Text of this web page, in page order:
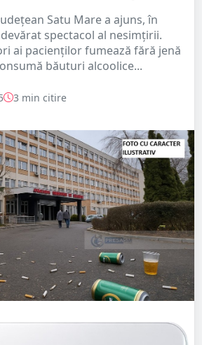
Satu Mare a ajuns, în
spectacol al nesimțirii.
ai pacienților fumează fără jenă
băuturi alcoolice...
3 min citire